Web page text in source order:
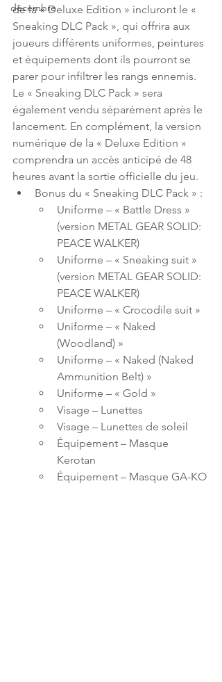
décembre
de la « Deluxe Edition » incluront le «
Sneaking DLC Pack », qui offrira aux
joueurs différents uniformes, peintures
et équipements dont ils pourront se
parer pour infiltrer les rangs ennemis.
Le « Sneaking DLC Pack » sera
également vendu séparément après le
lancement. En complément, la version
numérique de la « Deluxe Edition »
comprendra un accès anticipé de 48
heures avant la sortie officielle du jeu.
Bonus du « Sneaking DLC Pack » :
Uniforme – « Battle Dress »
(version METAL GEAR SOLID:
PEACE WALKER)
Uniforme – « Sneaking suit »
(version METAL GEAR SOLID:
PEACE WALKER)
Uniforme – « Crocodile suit »
Uniforme – « Naked
(Woodland) »
Uniforme – « Naked (Naked
Ammunition Belt) »
Uniforme – « Gold »
Visage – Lunettes
Visage – Lunettes de soleil
Équipement – Masque
Kerotan
Équipement – Masque GA-KO